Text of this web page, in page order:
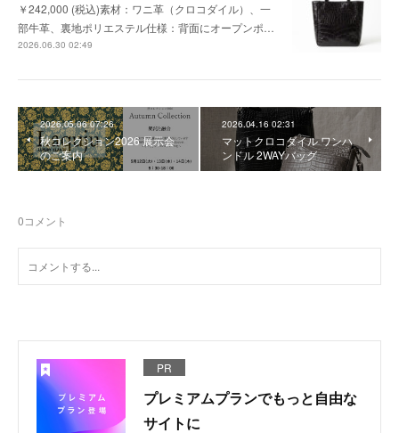
￥242,000 (税込)素材：ワニ革（クロコダイル）、一
部牛革、裏地ポリエステル仕様：背面にオープンポ…
2026.06.30 02:49
2026.05.06 07:26
秋コレクション2026 展示会
のご案内
2026.04.16 02:31
マットクロコダイル ワンハ
ンドル 2WAYバッグ
0コメント
PR
プレミアムプランでもっと自由な
サイトに